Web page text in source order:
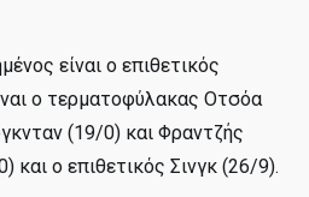
είναι ο επιθετικός
ο τερματοφύλακας Οτσόα
(19/0) και Φραντζής
ο επιθετικός Σινγκ (26/9).